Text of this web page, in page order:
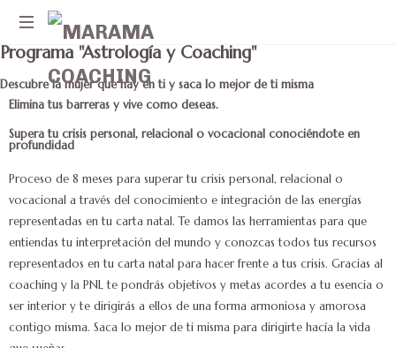
Ayudando
a
mujeres
superar
de
crisis
Programa "Astrología y Coaching"
Descubre la mujer que hay en ti y saca lo mejor de ti misma
Elimina tus barreras y vive como deseas.
Supera tu crisis personal, relacional o vocacional conociéndote en
profundidad
Proceso de 8 meses para superar tu crisis personal, relacional o
vocacional a través del conocimiento e integración de las energías
representadas en tu carta natal. Te damos las herramientas para que
entiendas tu interpretación del mundo y conozcas todos tus recursos
representados en tu carta natal para hacer frente a tus crisis. Gracias al
coaching y la PNL te pondrás objetivos y metas acordes a tu esencia o
ser interior y te dirigirás a ellos de una forma armoniosa y amorosa
contigo misma. Saca lo mejor de ti misma para dirigirte hacía la vida